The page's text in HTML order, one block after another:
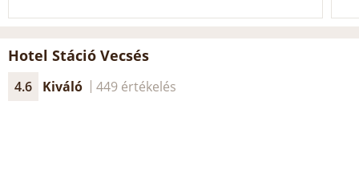
Hotel Stáció Vecsés
4.6 Kiváló 449 értékelés